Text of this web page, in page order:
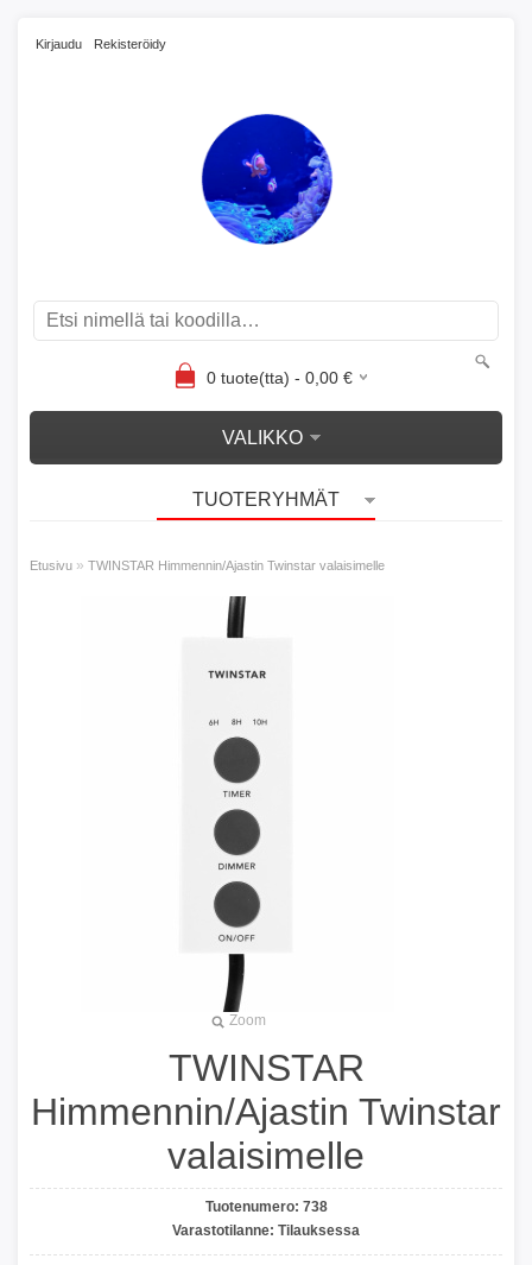
Kirjaudu Rekisteröidy
0tuote(tta) - 0,00€
VALIKKO
TUOTERYHMÄT
Etusivu » TWINSTAR Himmennin/Ajastin Twinstar valaisimelle
Zoom
TWINSTAR
Himmennin/Ajastin Twinstar
valaisimelle
Tuotenumero: 738
Varastotilanne: Tilauksessa